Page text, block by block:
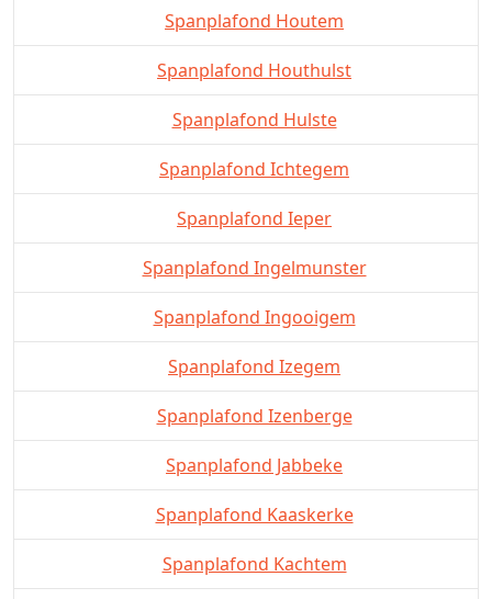
Spanplafond Houtem
Spanplafond Houthulst
Spanplafond Hulste
Spanplafond Ichtegem
Spanplafond Ieper
Spanplafond Ingelmunster
Spanplafond Ingooigem
Spanplafond Izegem
Spanplafond Izenberge
Spanplafond Jabbeke
Spanplafond Kaaskerke
Spanplafond Kachtem